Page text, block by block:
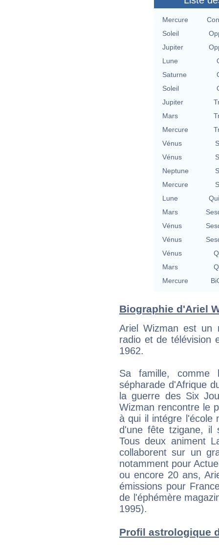
Mercure
Soleil
Jupiter
Lune
Saturne
Soleil
Jupiter
Mars
Mercure
Vénus
Vénus
Neptune
Mercure
Lune
Mars
Vénus
Vénus
Vénus
Mars
Mercure
Biographie d'Ariel
Ariel Wizman est un
radio et de télévision
1962.
Sa famille, comme
sépharade d'Afrique
la guerre des Six
Wizman rencontre le
à qui il intégre l'école
d'une fête tzigane, il
Tous deux animent
collaborent sur un
notamment pour
ou encore 20 ans,
émissions pour
de l'éphémère
1995).
Profil astrologique